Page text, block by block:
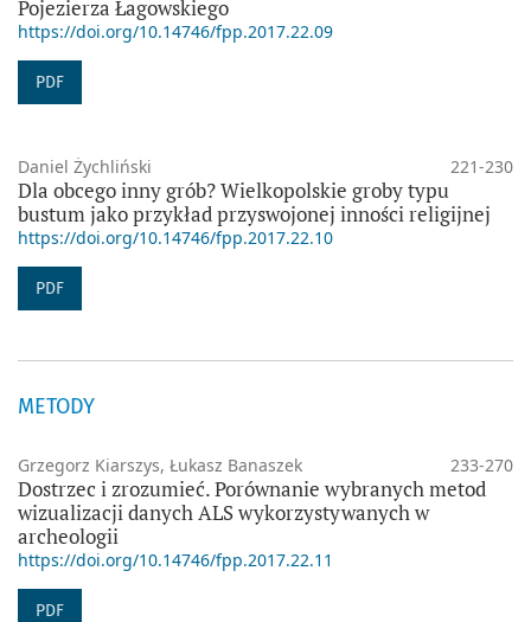
Pojezierza Łagowskiego
https://doi.org/10.14746/fpp.2017.22.09
PDF
Daniel Żychliński 221-230
Dla obcego inny grób? Wielkopolskie groby typu
bustum jako przykład przyswojonej inności religijnej
https://doi.org/10.14746/fpp.2017.22.10
PDF
METODY
Grzegorz Kiarszys, Łukasz Banaszek 233-270
Dostrzec i zrozumieć. Porównanie wybranych metod
wizualizacji danych ALS wykorzystywanych w
archeologii
https://doi.org/10.14746/fpp.2017.22.11
PDF